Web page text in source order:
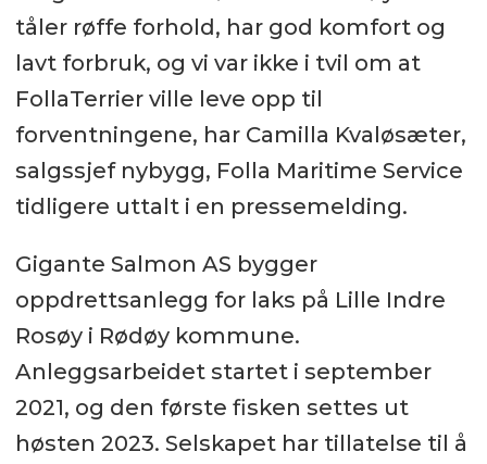
tåler røffe forhold, har god komfort og
lavt forbruk, og vi var ikke i tvil om at
FollaTerrier ville leve opp til
forventningene, har Camilla Kvaløsæter,
salgssjef nybygg, Folla Maritime Service
tidligere uttalt i en pressemelding.
Gigante Salmon AS bygger
oppdrettsanlegg for laks på Lille Indre
Rosøy i Rødøy kommune.
Anleggsarbeidet startet i september
2021, og den første fisken settes ut
høsten 2023. Selskapet har tillatelse til å